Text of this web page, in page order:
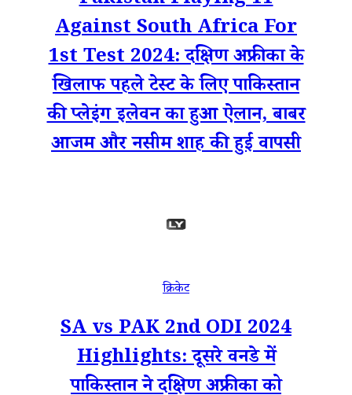
Against South Africa For
1st Test 2024: दक्षिण अफ्रीका के
खिलाफ पहले टेस्ट के लिए पाकिस्तान
की प्लेइंग इलेवन का हुआ ऐलान, बाबर
आजम और नसीम शाह की हुई वापसी
क्रिकेट
SA vs PAK 2nd ODI 2024
Highlights: दूसरे वनडे में
पाकिस्तान ने दक्षिण अफ्रीका को